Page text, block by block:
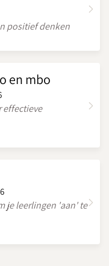
positief denken
en mbo
effectieve
je leerlingen 'aan' te